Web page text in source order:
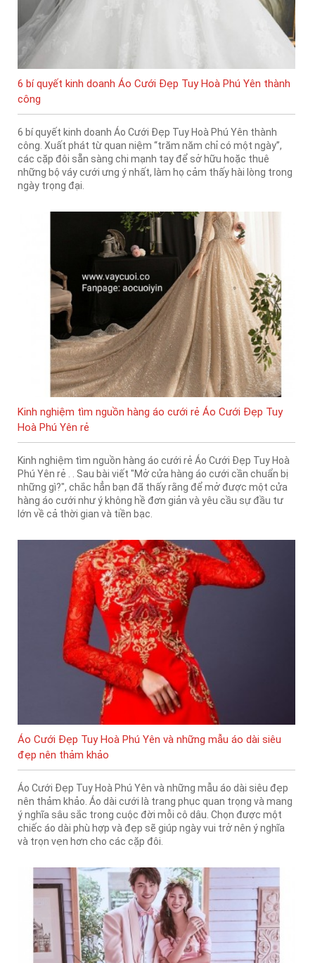
6 bí quyết kinh doanh Áo Cưới Đẹp Tuy Hoà Phú Yên thành
công
6 bí quyết kinh doanh Áo Cưới Đẹp Tuy Hoà Phú Yên thành
công. Xuất phát từ quan niệm “trăm năm chỉ có một ngày”,
các cặp đôi sẵn sàng chi mạnh tay để sở hữu hoặc thuê
những bộ váy cưới ưng ý nhất, làm họ cảm thấy hài lòng trong
ngày trọng đại.
Kinh nghiệm tìm nguồn hàng áo cưới rẻ Áo Cưới Đẹp Tuy
Hoà Phú Yên rẻ
Kinh nghiệm tìm nguồn hàng áo cưới rẻ Áo Cưới Đẹp Tuy Hoà
Phú Yên rẻ . . Sau bài viết "Mở cửa hàng áo cưới cần chuẩn bị
những gì?", chắc hẳn bạn đã thấy rằng để mở được một cửa
hàng áo cưới như ý không hề đơn giản và yêu cầu sự đầu tư
lớn về cả thời gian và tiền bạc.
Áo Cưới Đẹp Tuy Hoà Phú Yên và những mẫu áo dài siêu
đẹp nên thảm khảo
Áo Cưới Đẹp Tuy Hoà Phú Yên và những mẫu áo dài siêu đẹp
nên thảm khảo. Áo dài cưới là trang phục quan trọng và mang
ý nghĩa sâu sắc trong cuộc đời mỗi cô dâu. Chọn được một
chiếc áo dài phù hợp và đẹp sẽ giúp ngày vui trở nên ý nghĩa
và trọn vẹn hơn cho các cặp đôi.